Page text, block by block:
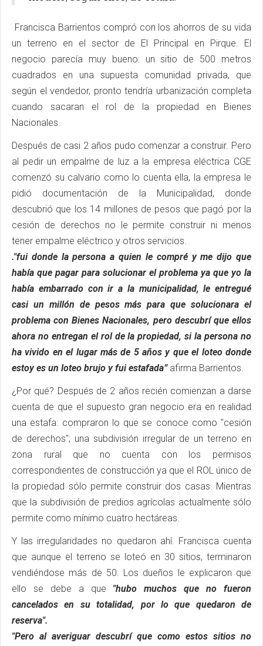
Francisca Barrientos compró con los ahorros de su vida
un terreno en el sector de El Principal en Pirque. El
negocio parecía muy bueno: un sitio de 500 metros
cuadrados en una supuesta comunidad privada, que
según el vendedor, pronto tendría urbanización completa
cuando sacaran el rol de la propiedad en Bienes
Nacionales.
Después de casi 2 años pudo comenzar a construir. Pero
al pedir un empalme de luz a la empresa eléctrica CGE
comenzó su calvario como lo cuenta ella, la empresa le
pidió documentación de la Municipalidad, donde
descubrió que los 14 millones de pesos que pagó por la
cesión de derechos no le permite construir ni menos
tener empalme eléctrico y otros servicios.
."fui donde la persona a quien le compré y me dijo que
había que pagar para solucionar el problema ya que yo la
había embarrado con ir a la municipalidad, le entregué
casi un millón de pesos más para que solucionara el
problema con Bienes Nacionales, pero descubrí que ellos
ahora no entregan el rol de la propiedad, si la persona no
ha vivido en el lugar más de 5 años y que el loteo donde
estoy es un loteo brujo y fui estafada”afirma Barrientos.
¿Por qué? Después de 2 años recién comienzan a darse
cuenta de que el supuesto gran negocio era en realidad
una estafa: compraron lo que se conoce como "cesión
de derechos"; una subdivisión irregular de un terreno en
zona rural que no cuenta con los permisos
correspondientes de construcción ya que el ROL único de
la propiedad sólo permite construir dos casas. Mientras
que la subdivisión de predios agrícolas actualmente sólo
permite como mínimo cuatro hectáreas.
Y las irregularidades no quedaron ahí. Francisca cuenta
que aunque el terreno se loteó en 30 sitios, terminaron
vendiéndose más de 50. Los dueños le explicaron que
ello se debe a que "hubo muchos que no fueron
cancelados en su totalidad, por lo que quedaron de
reserva".
"Pero al averiguar descubrí que como estos sitios no